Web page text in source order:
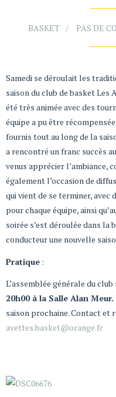
BASKET PAS DE
Samedi se déroulait les
saison du club de basket Les
été très animée avec des
équipe a pu être
fournis tout au long de la
a rencontré un franc succès
venus apprécier l’ambiance,
également l’occasion de
qui vient de se terminer,
pour chaque équipe, ainsi
soirée s’est déroulée dans la
conducteur une nouvelle
Pratique :
L’assemblée générale du
20h00 à la Salle Alan Meur.
saison prochaine. Contact et
avettes.basket@orange.fr